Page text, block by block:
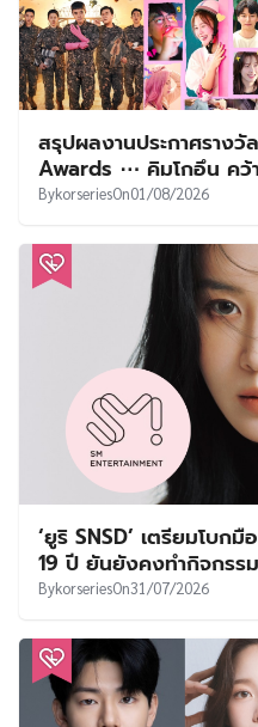
สรุปผลงานประกาศราง
Awards ⋯ คิมโกอึน คว้
BykorseriesOn01/08/2026
‘ยูริ SNSD’ เตรียมโบก
19 ปี ยันยังคงทำกิจกรร
BykorseriesOn31/07/2026